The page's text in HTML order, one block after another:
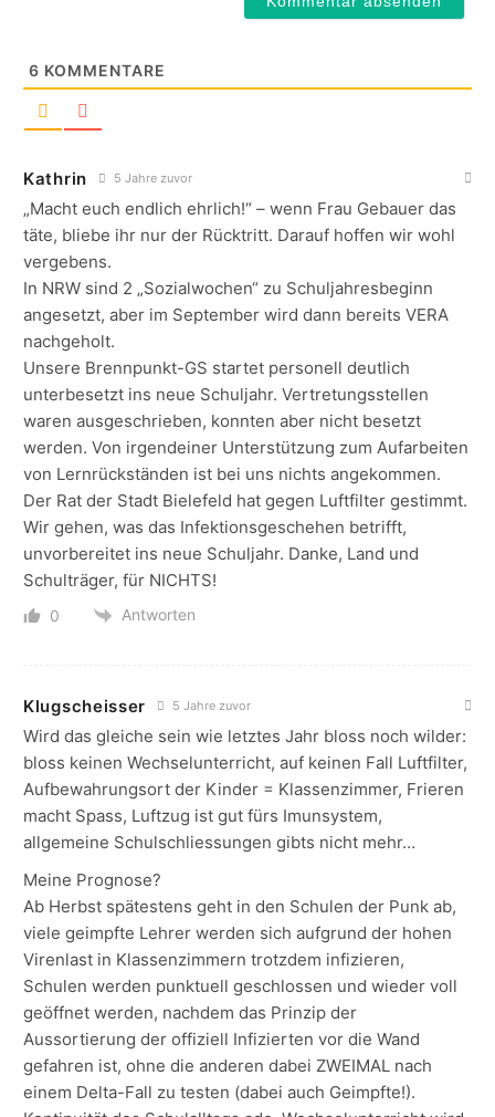
6 KOMMENTARE
Kathrin 5 Jahre zuvor
„Macht euch endlich ehrlich!“ – wenn Frau Gebauer das
täte, bliebe ihr nur der Rücktritt. Darauf hoffen wir wohl
vergebens.
In NRW sind 2 „Sozialwochen“ zu Schuljahresbeginn
angesetzt, aber im September wird dann bereits VERA
nachgeholt.
Unsere Brennpunkt-GS startet personell deutlich
unterbesetzt ins neue Schuljahr. Vertretungsstellen
waren ausgeschrieben, konnten aber nicht besetzt
werden. Von irgendeiner Unterstützung zum Aufarbeiten
von Lernrückständen ist bei uns nichts angekommen.
Der Rat der Stadt Bielefeld hat gegen Luftfilter gestimmt.
Wir gehen, was das Infektionsgeschehen betrifft,
unvorbereitet ins neue Schuljahr. Danke, Land und
Schulträger, für NICHTS!
0 Antworten
Klugscheisser 5 Jahre zuvor
Wird das gleiche sein wie letztes Jahr bloss noch wilder:
bloss keinen Wechselunterricht, auf keinen Fall Luftfilter,
Aufbewahrungsort der Kinder = Klassenzimmer, Frieren
macht Spass, Luftzug ist gut fürs Imunsystem,
allgemeine Schulschliessungen gibts nicht mehr…
Meine Prognose?
Ab Herbst spätestens geht in den Schulen der Punk ab,
viele geimpfte Lehrer werden sich aufgrund der hohen
Virenlast in Klassenzimmern trotzdem infizieren,
Schulen werden punktuell geschlossen und wieder voll
geöffnet werden, nachdem das Prinzip der
Aussortierung der offiziell Infizierten vor die Wand
gefahren ist, ohne die anderen dabei ZWEIMAL nach
einem Delta-Fall zu testen (dabei auch Geimpfte!).